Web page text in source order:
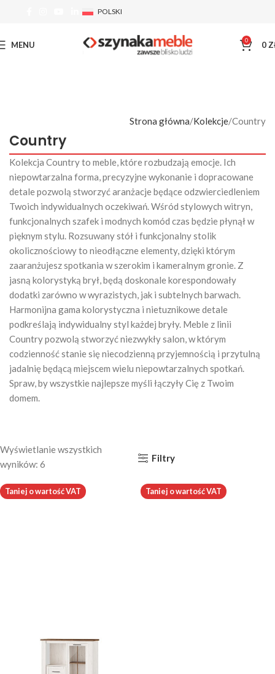
POLSKI
MENU 0 0
Country
Strona główna Kolekcje Country
Kolekcja Country to meble, które rozbudzają emocje. Ich
niepowtarzalna forma, precyzyjne wykonanie i dopracowane
detale pozwolą stworzyć aranżacje będące odzwierciedleniem
Twoich indywidualnych oczekiwań. Wśród stylowych witryn,
funkcjonalnych szafek i modnych komód czas będzie płynął w
pięknym stylu. Rozsuwany stół i funkcjonalny stolik
okolicznościowy to nieodłączne elementy, dzięki którym
zaaranżujesz spotkania w szerokim i kameralnym gronie. Z
jasną kolorystyką brył, będą doskonale korespondowały
dodatki zarówno w wyrazistych, jak i subtelnych barwach.
Harmonijna gama kolorystyczna i nietuznikowe detale
podkreślają indywidualny styl każdej bryły. Meble z linii
Country pozwolą stworzyć niezwykły salon, w którym
codzienność stanie się niecodzienną przyjemnością i przytulną
jadalnię będącą miejscem wielu niepowtarzalnych spotkań.
Spraw, by wszystkie najlepsze myśli łączyły Cię z Twoim
domem.
Wyświetlanie wszystkich
wyników: 6
Filtry
Taniej o wartość VAT Taniej o wartość VAT